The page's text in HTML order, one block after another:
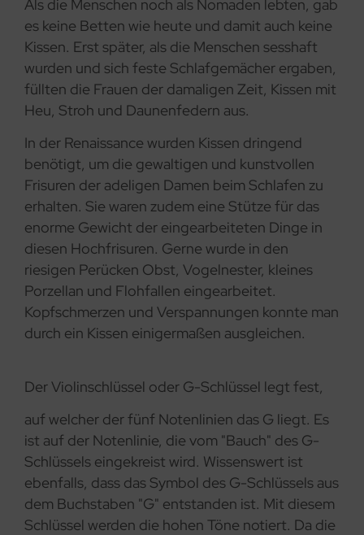
Als die Menschen noch als Nomaden lebten, gab
es keine Betten wie heute und damit auch keine
Kissen. Erst später, als die Menschen sesshaft
wurden und sich feste Schlafgemächer ergaben,
füllten die Frauen der damaligen Zeit, Kissen mit
Heu, Stroh und Daunenfedern aus.
In der Renaissance wurden Kissen dringend
benötigt, um die gewaltigen und kunstvollen
Frisuren der adeligen Damen beim Schlafen zu
erhalten. Sie waren zudem eine Stütze für das
enorme Gewicht der eingearbeiteten Dinge in
diesen Hochfrisuren. Gerne wurde in den
riesigen Perücken Obst, Vogelnester, kleines
Porzellan und Flohfallen eingearbeitet.
Kopfschmerzen und Verspannungen konnte man
durch ein Kissen einigermaßen ausgleichen.
Der Violinschlüssel oder G-Schlüssel legt fest,
auf welcher der fünf Notenlinien das G liegt. Es
ist auf der Notenlinie, die vom "Bauch" des G-
Schlüssels eingekreist wird. Wissenswert ist
ebenfalls, dass das Symbol des G-Schlüssels aus
dem Buchstaben "G" entstanden ist. Mit diesem
Schlüssel werden die hohen Töne notiert. Da die